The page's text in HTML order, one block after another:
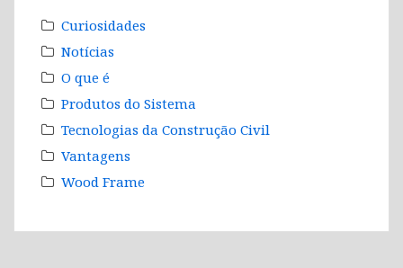
Curiosidades
Notícias
O que é
Produtos do Sistema
Tecnologias da Construção Civil
Vantagens
Wood Frame